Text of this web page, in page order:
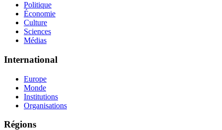
Politique
Économie
Culture
Sciences
Médias
International
Europe
Monde
Institutions
Organisations
Régions